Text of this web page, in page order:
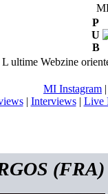
P
U
B
L ultime Webzine
MI Instagram
| Interviews| Live